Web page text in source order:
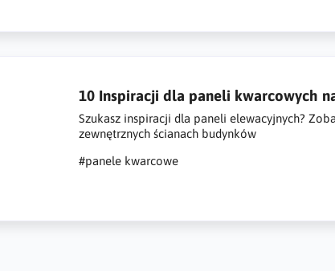
10 Inspiracji dla paneli kwarcowych
Szukasz inspiracji dla paneli elewacyjnych?
zewnętrznych ścianach budynków
#panele kwarcowe